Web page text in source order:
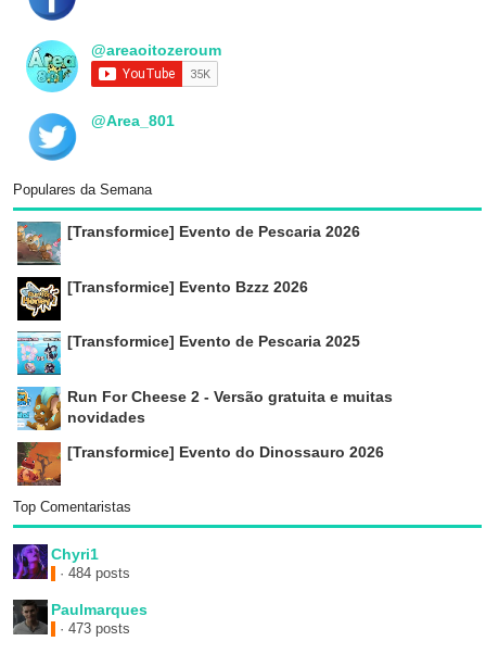
@areaoitozeroum
@Area_801
Populares da Semana
[Transformice] Evento de Pescaria 2026
[Transformice] Evento Bzzz 2026
[Transformice] Evento de Pescaria 2025
Run For Cheese 2 - Versão gratuita e muitas
novidades
[Transformice] Evento do Dinossauro 2026
Top Comentaristas
Chyri1
· 484 posts
Paulmarques
· 473 posts